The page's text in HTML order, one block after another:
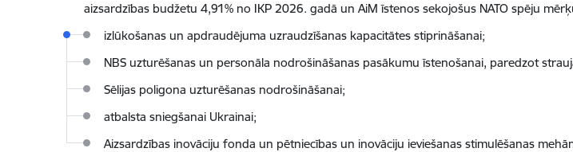
aizsardzības budžetu 4,91% no IKP 2026. gadā un AiM īstenos sekojošus NATO spēju
izlūkošanas un apdraudējuma uzraudzīšanas kapacitātes stiprināšanai;
NBS uzturēšanas un personāla nodrošināšanas pasākumu īstenošanai, paredzot
Sēlijas poligona uzturēšanas nodrošināšanai;
atbalsta sniegšanai Ukrainai;
Aizsardzības inovāciju fonda un pētniecības un inovāciju ieviešanas stimulēšanas